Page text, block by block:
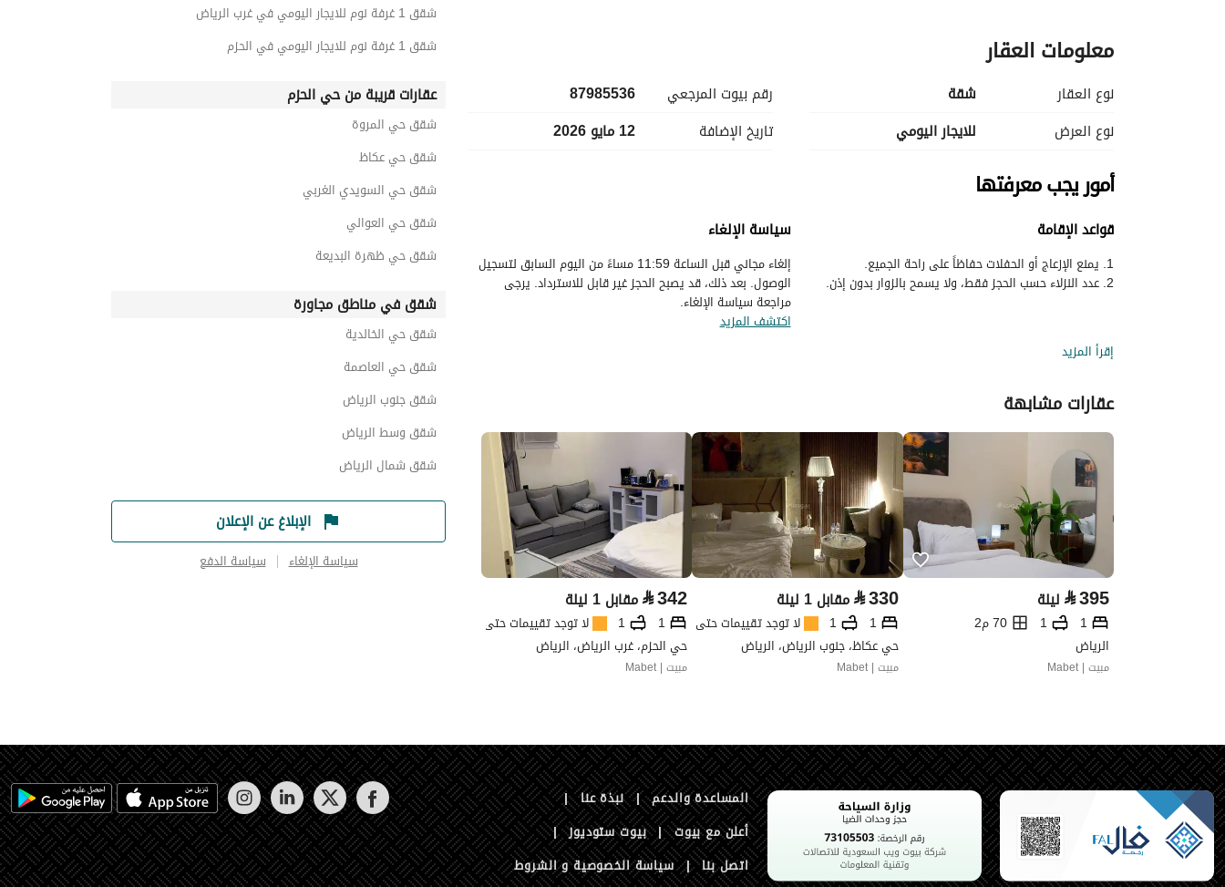
معلومات العقار
نوع العقار
شقة
نوع العرض
للايجار اليومي
رقم بيوت المرجعي
87985536
تاريخ الإضافة
12 مايو 2026
أمور يجب معرفتها
قواعد الإقامة
2. عدد النزلاء حسب الحجز فقط، ولا يسمح بالزوار بدون إذن.
سياسة الإلغاء
إلغاء مجاني قبل الساعة 11:59 مساءً من اليوم السابق لتسجيل
الوصول. بعد ذلك، قد يصبح الحجز غير قابل للاسترداد. يرجى
مراجعة سياسة الإلغاء.
اكتشف المزيد
إقرأ المزيد
عقارات مشابهة
⃁395 ليلة
1
1
70 م2
الرياض
مبيت | Mabet
⃁330 مقابل 1 ليلة
1
1
لا توجد تقييمات حتى الآن
حي عكاظ، جنوب الرياض، الرياض
مبيت | Mabet
⃁342 مقابل 1 ليلة
1
1
لا توجد تقييمات حتى الآن
حي الحزم، غرب الرياض، الرياض
مبيت | Mabet
شقق 1 غرفة نوم للايجار اليومي في غرب الرياض
شقق 1 غرفة نوم للايجار اليومي في الحزم
عقارات قريبة من حي الحزم
شقق حي المروة
شقق حي عكاظ
شقق حي السويدي الغربي
شقق حي العوالي
شقق حي ظهرة البديعة
شقق في مناطق مجاورة
شقق حي الخالدية
شقق حي العاصمة
شقق جنوب الرياض
شقق وسط الرياض
شقق شمال الرياض
الإبلاغ عن الإعلان
سياسة الإلغاء سياسة الدفع
المساعدة والدعم | نبذة عنا |
أعلن مع بيوت | بيوت ستوديوز |
اتصل بنا | سياسة الخصوصية و الشروط